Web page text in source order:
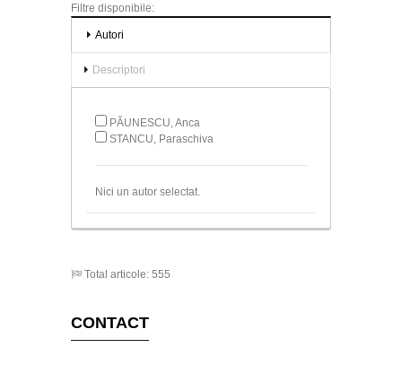
Filtre disponibile:
Autori
Descriptori
PĂUNESCU, Anca
STANCU, Paraschiva
Nici un autor selectat.
Total articole: 555
CONTACT